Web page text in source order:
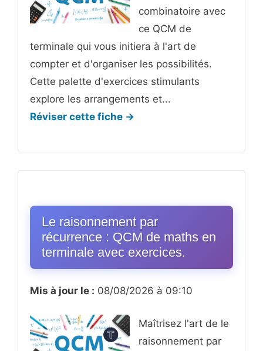
combinatoire avec
ce QCM de
terminale qui vous initiera à l'art de
compter et d'organiser les possibilités.
Cette palette d'exercices stimulants
explore les arrangements et...
Réviser cette fiche →
Le raisonnement par
récurrence : QCM de maths en
terminale avec exercices.
Mis à jour le : 08/08/2026 à 09:10
Maîtrisez l'art de le
raisonnement par